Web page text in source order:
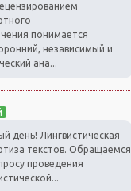
понимается
независимый и
ана...
день! Лингвистическая
текстов. Обращаемся
проведения